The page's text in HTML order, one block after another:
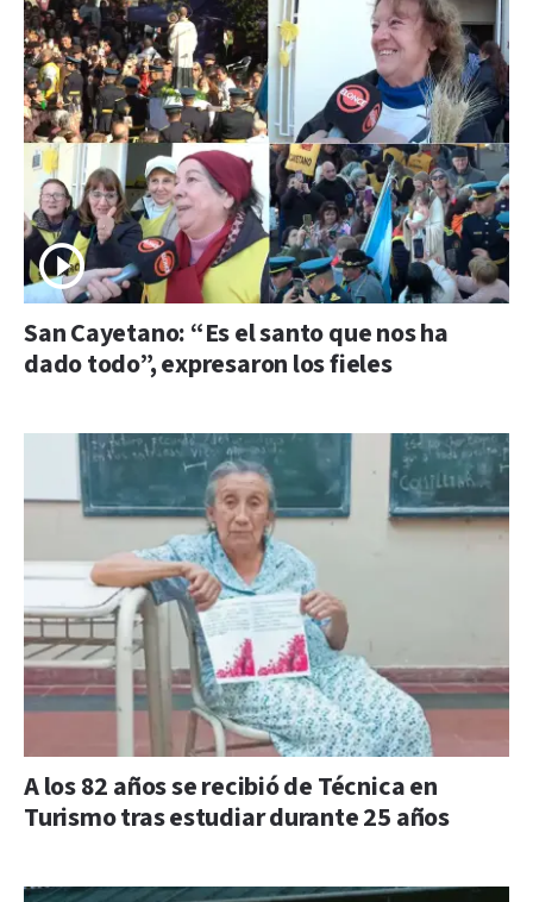
San Cayetano: “Es el santo que nos ha
dado todo”, expresaron los fieles
A los 82 años se recibió de Técnica en
Turismo tras estudiar durante 25 años